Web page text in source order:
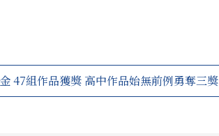
47組作品獲獎 高中作品始無前例勇奪三獎